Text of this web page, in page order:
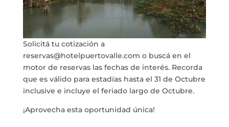
Solicitá tu cotización a
reservas@hotelpuertovalle.com o buscá en el
motor de reservas las fechas de interés. Recorda
que es válido para estadías hasta el 31 de Octubre
inclusive e incluye el feriado largo de Octubre.
¡Aprovecha esta oportunidad única!